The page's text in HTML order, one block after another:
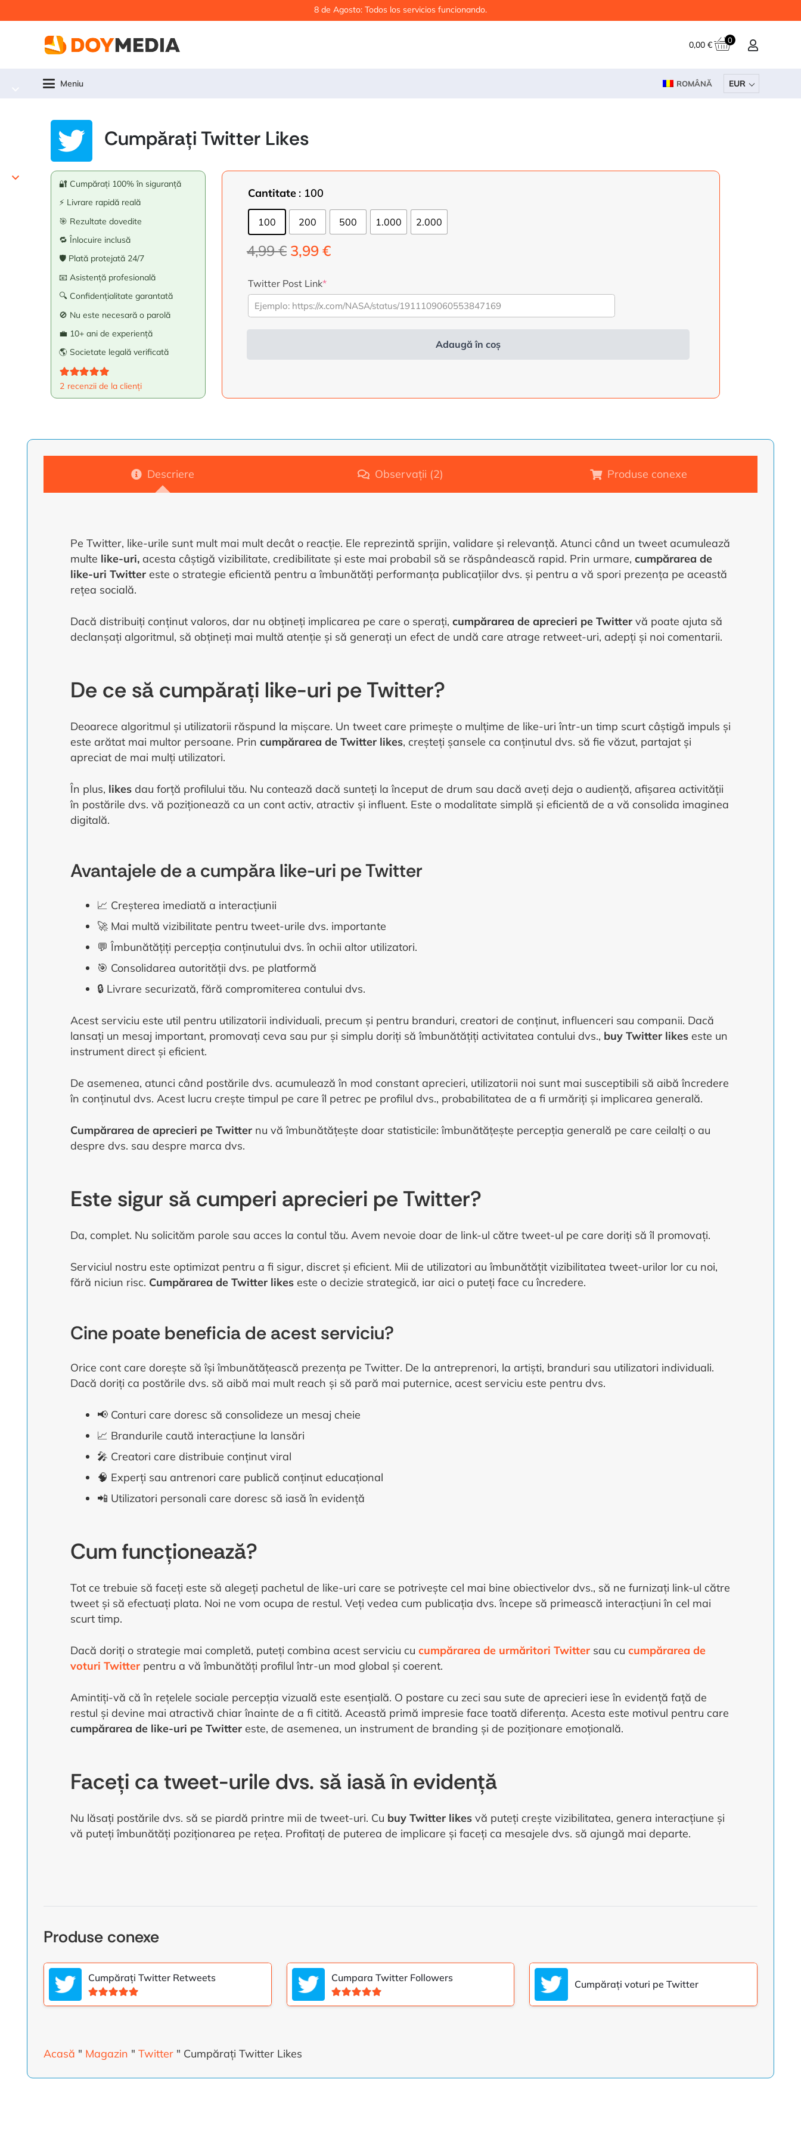
8 de Agosto: Todos los servicios funcionando.
0,00 € 0
Meniu ROMÂNĂ EUR
Cumpărați Twitter Likes
🔐 Cumpărați 100% în siguranță
⚡ Livrare rapidă reală
🎯 Rezultate dovedite
🔁 Înlocuire inclusă
🛡️ Plată protejată 24/7
📧 Asistență profesională
🔍 Confidențialitate garantată
🚫 Nu este necesară o parolă
💼 10+ ani de experiență
🌎 Societate legală verificată
Evaluat la 5.00
2 recenzii de la clienți
Cantitate : 100
100 200 500 1.000 2.000
4,99€ Prețul
a
fost:
4,99
€.
3,99 €Prețul
3,99
€.
Twitter Post Link*
Adaugă în coș
Descriere Observații (2) Produse conexe
Pe Twitter, like-urile sunt mult mai mult decât o reacție. Ele reprezintă sprijin, validare și relevanță. Atunci când un tweet acumulează
multe like-uri, acesta câștigă vizibilitate, credibilitate și este mai probabil să se răspândească rapid. Prin urmare, cumpărarea de
like-uri Twitter este o strategie eficientă pentru a îmbunătăți performanța publicațiilor dvs. și pentru a vă spori prezența pe această
rețea socială.
Dacă distribuiți conținut valoros, dar nu obțineți implicarea pe care o sperați, cumpărarea de aprecieri pe Twitter vă poate ajuta să
declanșați algoritmul, să obțineți mai multă atenție și să generați un efect de undă care atrage retweet-uri, adepți și noi comentarii.
De ce să cumpărați like-uri pe Twitter?
Deoarece algoritmul și utilizatorii răspund la mișcare. Un tweet care primește o mulțime de like-uri într-un timp scurt câștigă impuls și
este arătat mai multor persoane. Prin cumpărarea de Twitter likes, creșteți șansele ca conținutul dvs. să fie văzut, partajat și
apreciat de mai mulți utilizatori.
În plus, likes dau forță profilului tău. Nu contează dacă sunteți la început de drum sau dacă aveți deja o audiență, afișarea activității
în postările dvs. vă poziționează ca un cont activ, atractiv și influent. Este o modalitate simplă și eficientă de a vă consolida imaginea
digitală.
Avantajele de a cumpăra like-uri pe Twitter
📈 Creșterea imediată a interacțiunii
🚀 Mai multă vizibilitate pentru tweet-urile dvs. importante
💬 Îmbunătățiți percepția conținutului dvs. în ochii altor utilizatori.
🎯 Consolidarea autorității dvs. pe platformă
🔒 Livrare securizată, fără compromiterea contului dvs.
Acest serviciu este util pentru utilizatorii individuali, precum și pentru branduri, creatori de conținut, influenceri sau companii. Dacă
lansați un mesaj important, promovați ceva sau pur și simplu doriți să îmbunătățiți activitatea contului dvs., buy Twitter likes este un
instrument direct și eficient.
De asemenea, atunci când postările dvs. acumulează în mod constant aprecieri, utilizatorii noi sunt mai susceptibili să aibă încredere
în conținutul dvs. Acest lucru crește timpul pe care îl petrec pe profilul dvs., probabilitatea de a fi urmăriți și implicarea generală.
Cumpărarea de aprecieri pe Twitter nu vă îmbunătățește doar statisticile: îmbunătățește percepția generală pe care ceilalți o au
despre dvs. sau despre marca dvs.
Este sigur să cumperi aprecieri pe Twitter?
Da, complet. Nu solicităm parole sau acces la contul tău. Avem nevoie doar de link-ul către tweet-ul pe care doriți să îl promovați.
Serviciul nostru este optimizat pentru a fi sigur, discret și eficient. Mii de utilizatori au îmbunătățit vizibilitatea tweet-urilor lor cu noi,
fără niciun risc. Cumpărarea de Twitter likes este o decizie strategică, iar aici o puteți face cu încredere.
Cine poate beneficia de acest serviciu?
Orice cont care dorește să își îmbunătățească prezența pe Twitter. De la antreprenori, la artiști, branduri sau utilizatori individuali.
Dacă doriți ca postările dvs. să aibă mai mult reach și să pară mai puternice, acest serviciu este pentru dvs.
📢 Conturi care doresc să consolideze un mesaj cheie
📈 Brandurile caută interacțiune la lansări
🎤 Creatori care distribuie conținut viral
🧠 Experți sau antrenori care publică conținut educațional
📲 Utilizatori personali care doresc să iasă în evidență
Cum funcționează?
Tot ce trebuie să faceți este să alegeți pachetul de like-uri care se potrivește cel mai bine obiectivelor dvs., să ne furnizați link-ul către
tweet și să efectuați plata. Noi ne vom ocupa de restul. Veți vedea cum publicația dvs. începe să primească interacțiuni în cel mai
scurt timp.
Dacă doriți o strategie mai completă, puteți combina acest serviciu cu cumpărarea de urmăritori Twitter sau cu cumpărarea de
voturi Twitter pentru a vă îmbunătăți profilul într-un mod global și coerent.
Amintiți-vă că în rețelele sociale percepția vizuală este esențială. O postare cu zeci sau sute de aprecieri iese în evidență față de
restul și devine mai atractivă chiar înainte de a fi citită. Această primă impresie face toată diferența. Acesta este motivul pentru care
cumpărarea de like-uri pe Twitter este, de asemenea, un instrument de branding și de poziționare emoțională.
Faceți ca tweet-urile dvs. să iasă în evidență
Nu lăsați postările dvs. să se piardă printre mii de tweet-uri. Cu buy Twitter likes vă puteți crește vizibilitatea, genera interacțiune și
vă puteți îmbunătăți poziționarea pe rețea. Profitați de puterea de implicare și faceți ca mesajele dvs. să ajungă mai departe.
Produse conexe
Cumpărați Twitter Retweets
Evaluat la5.00din 5
Cumpara Twitter Followers
Evaluat la5.00din 5
Cumpărați voturi pe Twitter
Acasă " Magazin " Twitter " Cumpărați Twitter Likes